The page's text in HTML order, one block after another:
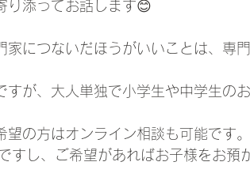
り添ってお話します😊
家につないだほうがいいことは、専
すが、大人単独で小学生や中学生の
の方はオンライン相談も可能です。
すし、ご希望があればお子様をお預